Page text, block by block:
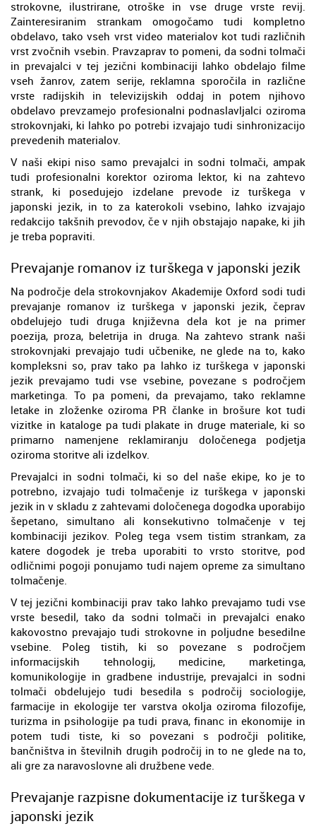
strokovne, ilustrirane, otroške in vse druge vrste revij.
Zainteresiranim strankam omogočamo tudi kompletno
obdelavo, tako vseh vrst video materialov kot tudi različnih
vrst zvočnih vsebin. Pravzaprav to pomeni, da sodni tolmači
in prevajalci v tej jezični kombinaciji lahko obdelajo filme
vseh žanrov, zatem serije, reklamna sporočila in različne
vrste radijskih in televizijskih oddaj in potem njihovo
obdelavo prevzamejo profesionalni podnaslavljalci oziroma
strokovnjaki, ki lahko po potrebi izvajajo tudi sinhronizacijo
prevedenih materialov.
V naši ekipi niso samo prevajalci in sodni tolmači, ampak
tudi profesionalni korektor oziroma lektor, ki na zahtevo
strank, ki posedujejo izdelane prevode iz turškega v
japonski jezik, in to za katerokoli vsebino, lahko izvajajo
redakcijo takšnih prevodov, če v njih obstajajo napake, ki jih
je treba popraviti.
Prevajanje romanov iz turškega v japonski jezik
Na področje dela strokovnjakov Akademije Oxford sodi tudi
prevajanje romanov iz turškega v japonski jezik, čeprav
obdelujejo tudi druga književna dela kot je na primer
poezija, proza, beletrija in druga. Na zahtevo strank naši
strokovnjaki prevajajo tudi učbenike, ne glede na to, kako
kompleksni so, prav tako pa lahko iz turškega v japonski
jezik prevajamo tudi vse vsebine, povezane s področjem
marketinga. To pa pomeni, da prevajamo, tako reklamne
letake in zloženke oziroma PR članke in brošure kot tudi
vizitke in kataloge pa tudi plakate in druge materiale, ki so
primarno namenjene reklamiranju določenega podjetja
oziroma storitve ali izdelkov.
Prevajalci in sodni tolmači, ki so del naše ekipe, ko je to
potrebno, izvajajo tudi tolmačenje iz turškega v japonski
jezik in v skladu z zahtevami določenega dogodka uporabijo
šepetano, simultano ali konsekutivno tolmačenje v tej
kombinaciji jezikov. Poleg tega vsem tistim strankam, za
katere dogodek je treba uporabiti to vrsto storitve, pod
odličnimi pogoji ponujamo tudi najem opreme za simultano
tolmačenje.
V tej jezični kombinaciji prav tako lahko prevajamo tudi vse
vrste besedil, tako da sodni tolmači in prevajalci enako
kakovostno prevajajo tudi strokovne in poljudne besedilne
vsebine. Poleg tistih, ki so povezane s področjem
informacijskih tehnologij, medicine, marketinga,
komunikologije in gradbene industrije, prevajalci in sodni
tolmači obdelujejo tudi besedila s področij sociologije,
farmacije in ekologije ter varstva okolja oziroma filozofije,
turizma in psihologije pa tudi prava, financ in ekonomije in
potem tudi tiste, ki so povezani s področji politike,
bančništva in številnih drugih področij in to ne glede na to,
ali gre za naravoslovne ali družbene vede.
Prevajanje razpisne dokumentacije iz turškega v
japonski jezik